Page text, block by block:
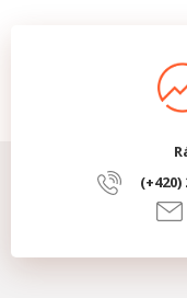
(+420)